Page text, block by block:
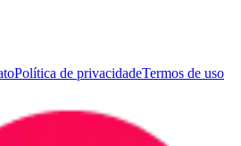
Política de privacidadeTermos de uso